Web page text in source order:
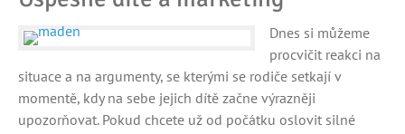
Dnes si můžeme
procvičit reakci na
situace a na argumenty, se kterými se rodiče setkají v
momentě, kdy na sebe jejich dítě začne výrazněji
upozorňovat. Pokud chcete už od počátku oslovit silné